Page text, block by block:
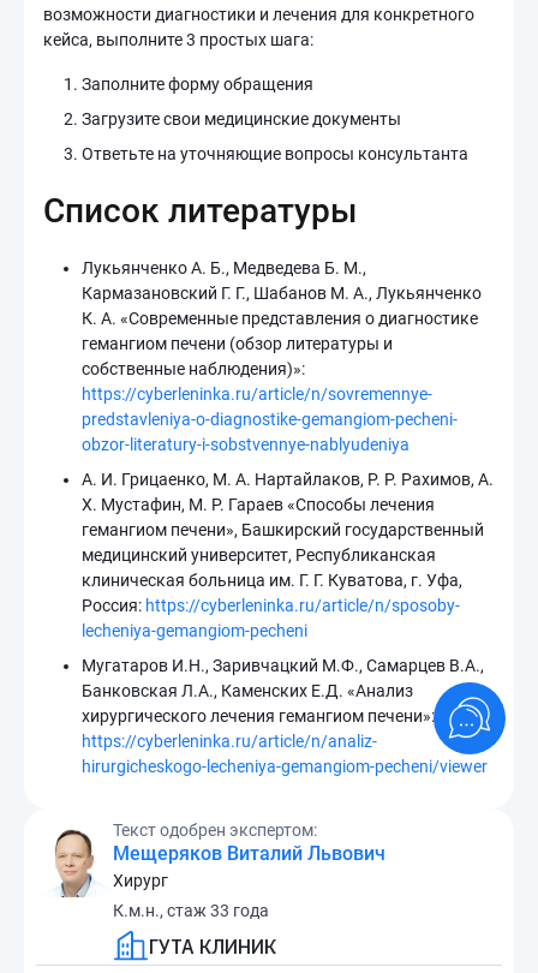
возможности диагностики и лечения для конкретного
кейса, выполните 3 простых шага:
Заполните форму обращения
Загрузите свои медицинские документы
Ответьте на уточняющие вопросы консультанта
Список литературы
Лукьянченко А. Б., Медведева Б. М.,
Кармазановский Г. Г., Шабанов М. А., Лукьянченко
К. А. «Современные представления о диагностике
гемангиом печени (обзор литературы и
собственные наблюдения)»:
https://cyberleninka.ru/article/n/sovremennye-
predstavleniya-o-diagnostike-gemangiom-pecheni-
obzor-literatury-i-sobstvennye-nablyudeniya
А. И. Грицаенко, М. А. Нартайлаков, Р. Р. Рахимов, А.
Х. Мустафин, М. Р. Гараев «Способы лечения
гемангиом печени», Башкирский государственный
медицинский университет, Республиканская
клиническая больница им. Г. Г. Куватова, г. Уфа,
Россия: https://cyberleninka.ru/article/n/sposoby-
lecheniya-gemangiom-pecheni
Мугатаров И.Н., Заривчацкий М.Ф., Самарцев В.А.,
Банковская Л.А., Каменских Е.Д. «Анализ
хирургического лечения гемангиом печени»:
https://cyberleninka.ru/article/n/analiz-
hirurgicheskogo-lecheniya-gemangiom-pecheni/viewer
Текст одобрен экспертом:
Мещеряков Виталий Львович
Хирург
К.м.н., стаж 33 года
ГУТА КЛИНИК